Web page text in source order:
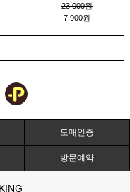
23,000원
7,900원
도매인증
방문예약